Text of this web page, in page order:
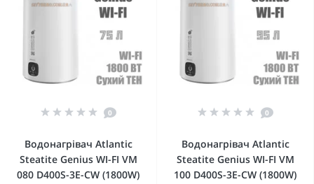
0
Водонагрівач Atlantic
Steatite Genius WI-FI VM
080 D400S-3E-CW (1800W)
0
Водонагрівач Atlantic
Steatite Genius WI-FI VM
100 D400S-3E-CW (1800W)